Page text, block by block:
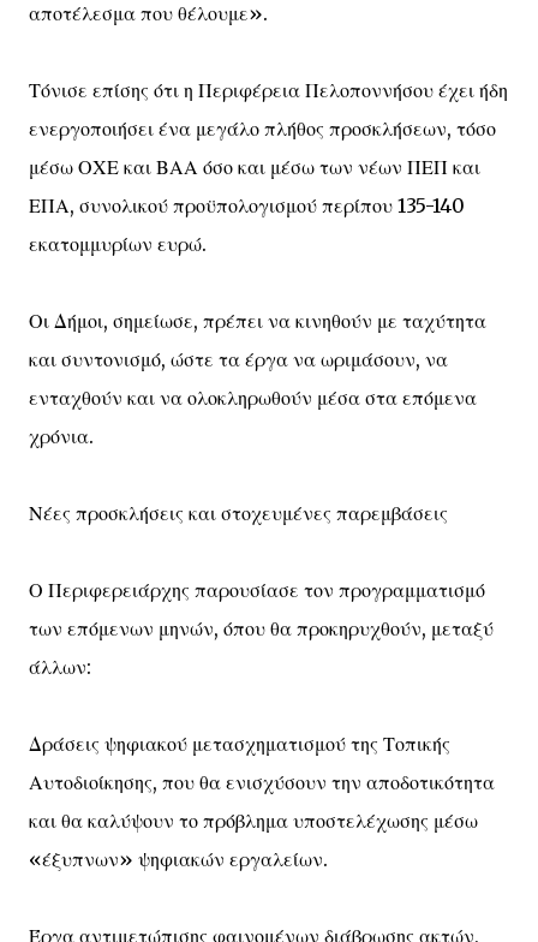
αποτέλεσμα που θέλουμε».
Τόνισε επίσης ότι η Περιφέρεια Πελοποννήσου έχει ήδη
ενεργοποιήσει ένα μεγάλο πλήθος προσκλήσεων, τόσο
μέσω ΟΧΕ και ΒΑΑ όσο και μέσω των νέων ΠΕΠ και
ΕΠΑ, συνολικού προϋπολογισμού περίπου 135-140
εκατομμυρίων ευρώ.
Οι Δήμοι, σημείωσε, πρέπει να κινηθούν με ταχύτητα
και συντονισμό, ώστε τα έργα να ωριμάσουν, να
ενταχθούν και να ολοκληρωθούν μέσα στα επόμενα
χρόνια.
Νέες προσκλήσεις και στοχευμένες παρεμβάσεις
Ο Περιφερειάρχης παρουσίασε τον προγραμματισμό
των επόμενων μηνών, όπου θα προκηρυχθούν, μεταξύ
άλλων:
Δράσεις ψηφιακού μετασχηματισμού της Τοπικής
Αυτοδιοίκησης, που θα ενισχύσουν την αποδοτικότητα
και θα καλύψουν το πρόβλημα υποστελέχωσης μέσω
«έξυπνων» ψηφιακών εργαλείων.
Έργα αντιμετώπισης φαινομένων διάβρωσης ακτών,